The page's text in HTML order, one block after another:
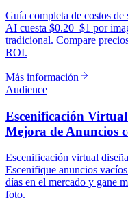
Guía completa de costos
AI cuesta $0.20–$1 por
tradicional. Compare
ROI.
Más información
Audience
Escenificación
Mejora de Anuncios
Escenificación virtual
Escenifique anuncios
días en el mercado y gane
foto.